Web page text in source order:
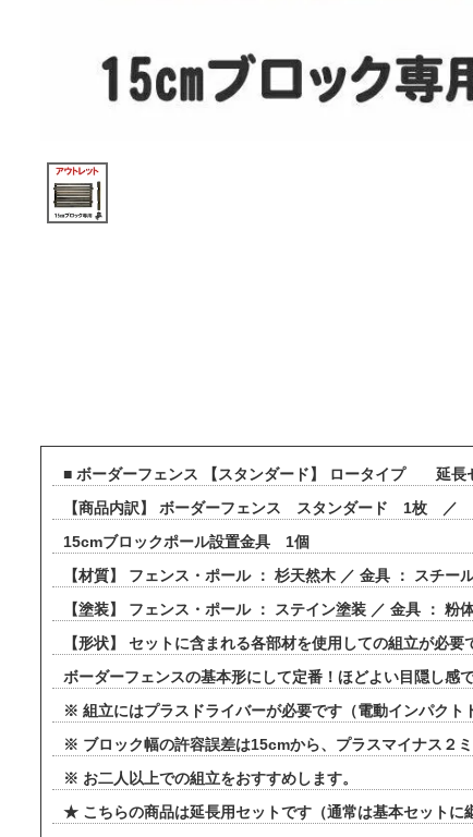
■ ボーダーフェンス 【スタンダード】 ロータイプ 延長
【商品内訳】 ボーダーフェンス スタンダード 1枚
15cmブロックポール設置金具 1個
【材質】 フェンス・ポール ： 杉天然木 ／ 金具 ： スチー
【塗装】 フェンス・ポール ： ステイン塗装 ／ 金具 ： 粉
【形状】 セットに含まれる各部材を使用しての組立が必
ボーダーフェンスの基本形にして定番！ほどよい目隠し感で
※ 組立にはプラスドライバーが必要です（電動インパクト
※ ブロック幅の許容誤差は15cmから、プラスマイナス２ミ
※ お二人以上での組立をおすすめします。
★ こちらの商品は延長用セットです（通常は基本セットに